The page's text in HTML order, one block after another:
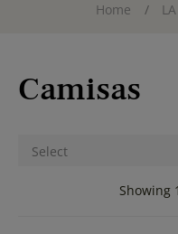
Home
Camisas
Select
Showing